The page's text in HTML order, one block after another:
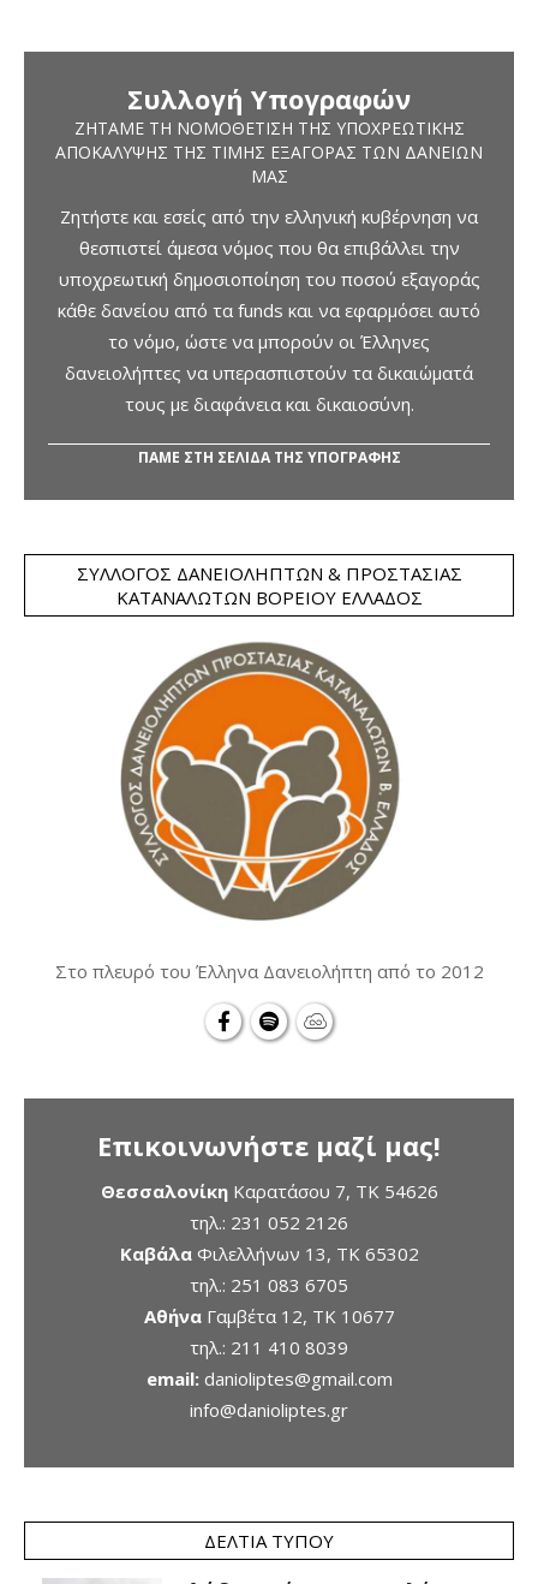
Συλλογή Υπογραφών
ΖΗΤΆΜΕ ΤΗ ΝΟΜΟΘΈΤΙΣΗ ΤΗΣ ΥΠΟΧΡΕΩΤΙΚΉΣ
ΑΠΟΚΆΛΥΨΗΣ ΤΗΣ ΤΙΜΉΣ ΕΞΑΓΟΡΆΣ ΤΩΝ ΔΑΝΕΊΩΝ
ΜΑΣ
Ζητήστε και εσείς από την ελληνική κυβέρνηση να
θεσπιστεί άμεσα νόμος που θα επιβάλλει την
υποχρεωτική δημοσιοποίηση του ποσού εξαγοράς
κάθε δανείου από τα funds και να εφαρμόσει αυτό
το νόμο, ώστε να μπορούν οι Έλληνες
δανειολήπτες να υπερασπιστούν τα δικαιώματά
τους με διαφάνεια και δικαιοσύνη.
ΠΑΜΕ ΣΤΗ ΣΕΛΙΔΑ ΤΗΣ ΥΠΟΓΡΑΦΗΣ
ΣΎΛΛΟΓΟΣ ΔΑΝΕΙΟΛΗΠΤΏΝ & ΠΡΟΣΤΑΣΊΑΣ
ΚΑΤΑΝΑΛΩΤΏΝ ΒΟΡΕΊΟΥ ΕΛΛΆΔΟΣ
Στο πλευρό του Έλληνα Δανειολήπτη από το 2012
Επικοινωνήστε μαζί μας!
ΘεσσαλονίκηΚαρατάσου 7, TK 54626
τηλ.: 231 052 2126
ΚαβάλαΦιλελλήνων 13, ΤΚ 65302
τηλ.: 251 083 6705
ΑθήναΓαμβέτα 12, ΤΚ 10677
τηλ.: 211 410 8039
email: danioliptes@gmail.com
info@danioliptes.gr
ΔΕΛΤΊΑ ΤΎΠΟΥ